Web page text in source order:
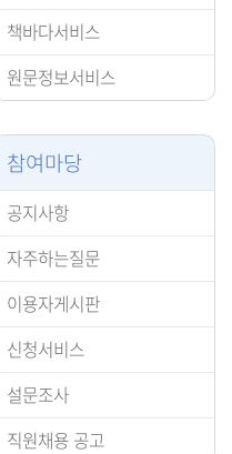
책바다서비스
원문정보서비스
참여마당
공지사항
자주하는질문
이용자게시판
신청서비스
설문조사
직원채용 공고